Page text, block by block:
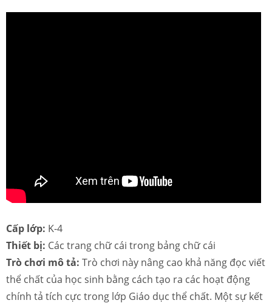
Cấp lớp: K-4
Thiết bị: Các trang chữ cái trong bảng chữ cái
Trò chơi mô tả: Trò chơi này nâng cao khả năng đọc viết
thể chất của học sinh bằng cách tạo ra các hoạt động
chính tả tích cực trong lớp Giáo dục thể chất. Một sự kết